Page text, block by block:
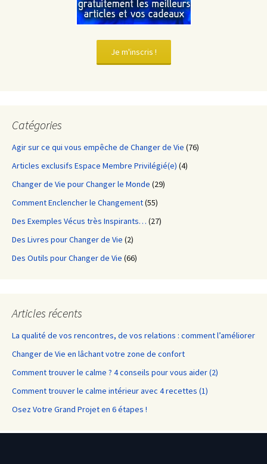
Je m'inscris !
Catégories
Agir sur ce qui vous empêche de Changer de Vie (76)
Articles exclusifs Espace Membre Privilégié(e) (4)
Changer de Vie pour Changer le Monde (29)
Comment Enclencher le Changement(55)
Des Exemples Vécus très Inspirants… (27)
Des Livres pour Changer de Vie (2)
Des Outils pour Changer de Vie (66)
Articles récents
La qualité de vos rencontres, de vos relations : comment l’améliorer
Changer de Vie en lâchant votre zone de confort
Comment trouver le calme ? 4 conseils pour vous aider (2)
Comment trouver le calme intérieur avec 4 recettes (1)
Osez Votre Grand Projet en 6 étapes !